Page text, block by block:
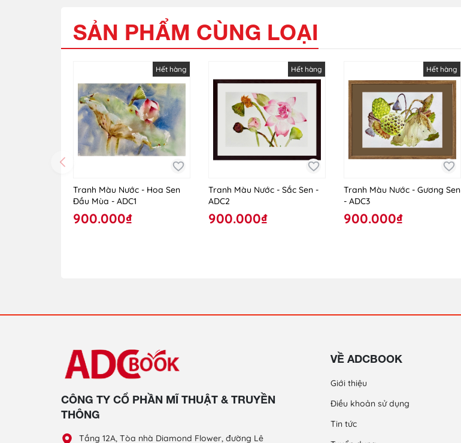
SẢN PHẨM CÙNG LOẠI
Hết hàng
Tranh Màu Nước - Hoa Sen
Đầu Mùa - ADC1
900.000₫
Hết hàng
Tranh Màu Nước - Sắc Sen -
ADC2
900.000₫
Hết hàng
Tranh Màu Nước - Gương Sen
- ADC3
900.000₫
CÔNG TY CỔ PHẦN MĨ THUẬT & TRUYỀN
THÔNG
Tầng 12A, Tòa nhà Diamond Flower, đường Lê
VỀ ADCBOOK
Giới thiệu
Điều khoản sử dụng
Tin tức